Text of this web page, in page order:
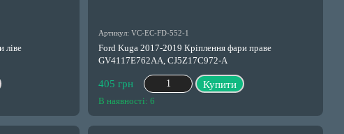
ліве
Артикул: VC-EC-FD-552-1
Ford Kuga 2017-2019 Кріплення фари праве
GV4117E762AA, CJ5Z17C972-A
405 грн Купити
В наявності: 6